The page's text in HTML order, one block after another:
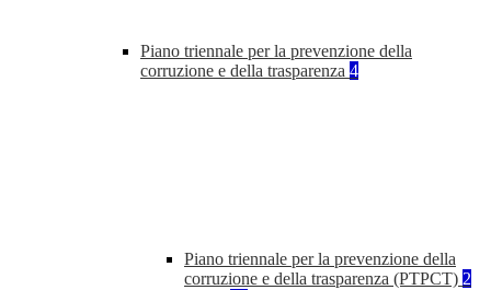
Piano triennale per la prevenzione della
corruzione e della trasparenza 4
Piano triennale per la prevenzione della
corruzione e della trasparenza (PTPCT) 2